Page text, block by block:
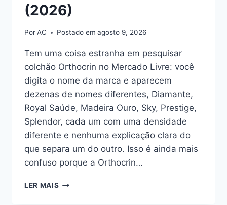
(2026)
PorAC Postado em agosto 9, 2026
Tem uma coisa estranha em pesquisar
colchão Orthocrin no Mercado Livre: você
digita o nome da marca e aparecem
dezenas de nomes diferentes, Diamante,
Royal Saúde, Madeira Ouro, Sky, Prestige,
Splendor, cada um com uma densidade
diferente e nenhuma explicação clara do
que separa um do outro. Isso é ainda mais
confuso porque a Orthocrin…
LER MAIS COLCHÃO